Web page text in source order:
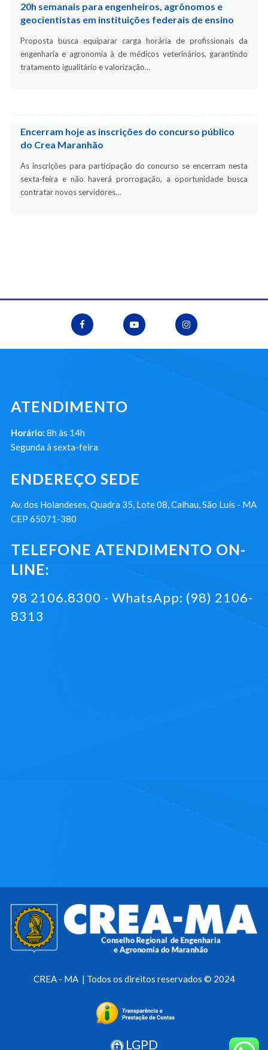
20h semanais para engenheiros, agrônomos e
geocientistas em instituições federais de ensino
Proposta busca equiparar carga horária de profissionais da
engenharia e agronomia à de médicos veterinários, garantindo
tratamento igualitário e valorização…
Encerram hoje as inscrições do concurso público
do Crea Maranhão
As inscrições para participação do concurso se encerram nesta
sexta-feira e não haverá prorrogação, a oportunidade busca
contratar novos servidores…
ATENDIMENTO
Horário: 8h às 14h
Segunda à sexta-feira
ENDEREÇO SEDE
Av. dos Holandeses, Quadra 35, Lote 08, Calhau, São Luís - MA
CEP 65071-380
TELEFONE ATENDIMENTO ON-
LINE:
98 2106.8300 - WhatsApp: (98) 2106-
8313
CREA - MA | Todos os direitos reservados © 2024
LGPD